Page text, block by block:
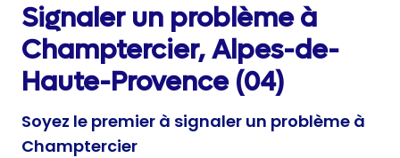
Signaler un problème à
Champtercier, Alpes-de-
Haute-Provence (04)
Soyez le premier à signaler un problème à
Champtercier